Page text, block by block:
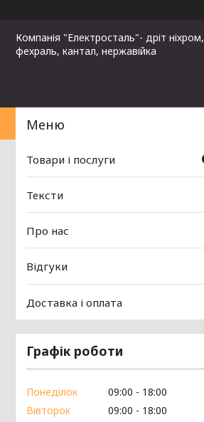
Компанія "Електросталь"- дріт ніхром,
фехраль, кантал, нержавійка
Товари і послуги
Тексти
Про нас
Відгуки
Доставка і оплата
Графік роботи
Понеділок 09:00
18:00
Вівторок
09:00
18:00